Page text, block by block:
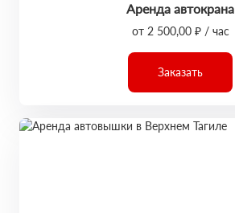
Аренда автокрана
от 2 500,00 ₽ / час
Заказать